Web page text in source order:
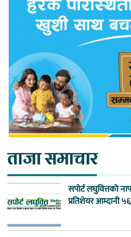
ताजा समाचार
सपोर्ट लघुवित्तको
प्रतिशेयर आम्दानी